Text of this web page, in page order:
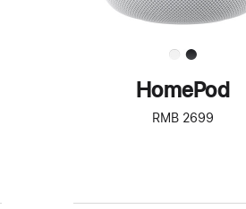
HomePod
RMB 2699